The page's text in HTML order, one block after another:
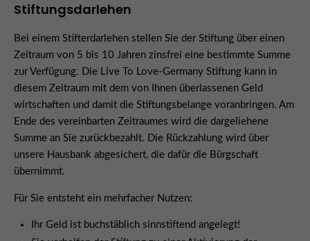
Stiftungsdarlehen
Bei einem Stifterdarlehen stellen Sie der Stiftung über einen
Zeitraum von 5 bis 10 Jahren zinsfrei eine bestimmte Summe
zur Verfügung. Die Live To Love-Germany Stiftung kann in
diesem Zeitraum mit dem von Ihnen überlassenen Geld
wirtschaften und damit die Stiftungsbelange voranbringen. Am
Ende des vereinbarten Zeitraumes wird die dargeliehene
Summe an Sie zurückbezahlt. Die Rückzahlung wird über
unsere Hausbank abgesichert, die dafür die Bürgschaft
übernimmt.
Für Sie entsteht ein mehrfacher Nutzen:
Ihr Geld ist buchstäblich sinnstiftend angelegt!